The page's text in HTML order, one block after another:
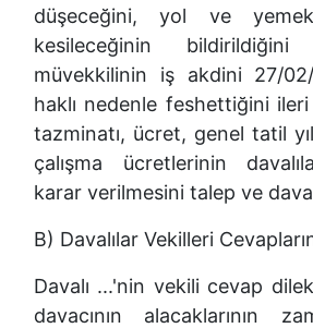
düşeceğini, yol ve yemek
kesileceğinin
müvekkilinin iş akdini 27/
haklı nedenle feshettiğini ileri
tazminatı, ücret, genel tatil
çalışma ücretlerinin
karar verilmesini talep ve
B) Davalılar Vekilleri
Davalı ...'nin vekili cevap
davacının alacaklarının